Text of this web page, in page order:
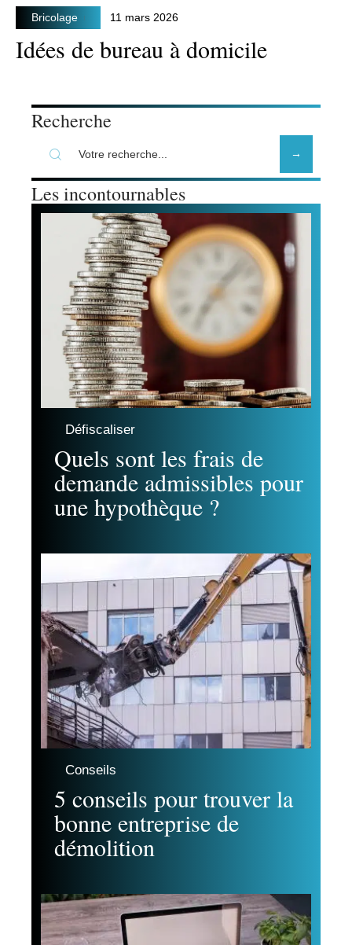
Bricolage 11 mars 2026
Idées de bureau à domicile
Recherche
Les incontournables
Défiscaliser
Quels sont les frais de
demande admissibles pour
une hypothèque ?
Conseils
5 conseils pour trouver la
bonne entreprise de
démolition